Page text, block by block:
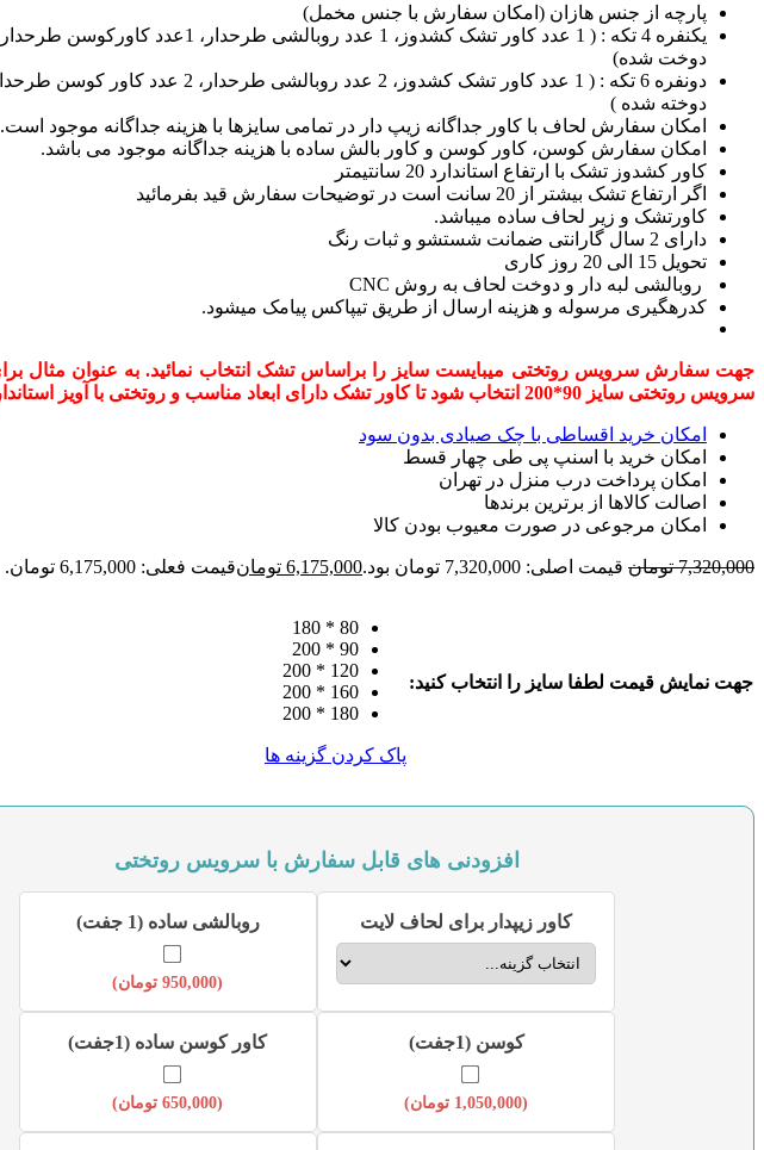
پارچه از جنس هازان (امکان سفارش با جنس مخمل)
دوخت شده)
دوخته شده )
امکان سفارش لحاف با کاور جداگانه زیپ دار در تمامی سایزها با هزینه جداگانه موجود است.
امکان سفارش کوسن، کاور کوسن و کاور بالش ساده با هزینه جداگانه موجود می باشد.
کاور کشدوز تشک با ارتفاع استاندارد 20 سانتیمتر
اگر ارتفاع تشک بیشتر از 20 سانت است در توضیحات سفارش قید بفرمائید
کاورتشک و زیر لحاف ساده میباشد.
دارای 2 سال گارانتی ضمانت شستشو و ثبات رنگ
تحویل 15 الی 20 روز کاری
روبالشی لبه دار و دوخت لحاف به روش CNC
کدرهگیری مرسوله و هزینه ارسال از طریق تیپاکس پیامک میشود.
سرویس روتختی سایز 90*200 انتخاب شود تا کاور تشک دارای ابعاد مناسب و روتختی با آویز استاندارد باشد.
امکان خرید اقساطی با چک صیادی بدون سود
امکان خرید با اسنپ پی طی چهار قسط
امکان پرداخت درب منزل در تهران
اصالت کالاها از برترین برندها
امکان مرجوعی در صورت معیوب بودن کالا
7,320,000 تومان قیمت اصلی: 7,320,000 تومان بود. 6,175,000 تومانقیمت فعلی: 6,175,000 تومان.
جهت نمایش قیمت لطفا سایز را انتخاب کنید:
80 * 180
90 * 200
120 * 200
160 * 200
180 * 200
پاک کردن گزینه ها
افزودنی های قابل سفارش با سرویس روتختی
کاور زیپدار برای لحاف لایت روبالشی ساده (1 جفت)
(
950,000 تومان)
کوسن (1جفت)
(
1,050,000 تومان)
کاور کوسن ساده (1جفت)
(
650,000 تومان)